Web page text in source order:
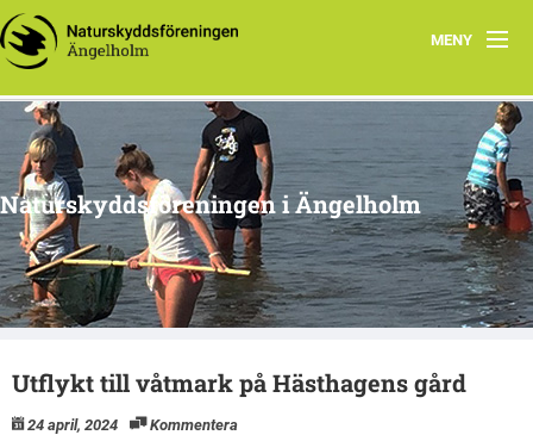
MENY
Hem
Program
Referat
Arbetsgrupper
Yttranden
Utflyktsmål
Naturskyddsföreningen i Ängelholm
Utflykt till våtmark på Hästhagens gård
24 april, 2024 Kommentera